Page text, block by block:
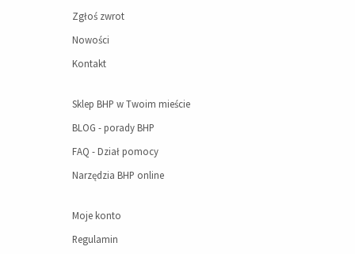
Zgłoś zwrot
Nowości
Kontakt
Sklep BHP w Twoim mieście
BLOG - porady BHP
FAQ - Dział pomocy
Narzędzia BHP online
Moje konto
Regulamin